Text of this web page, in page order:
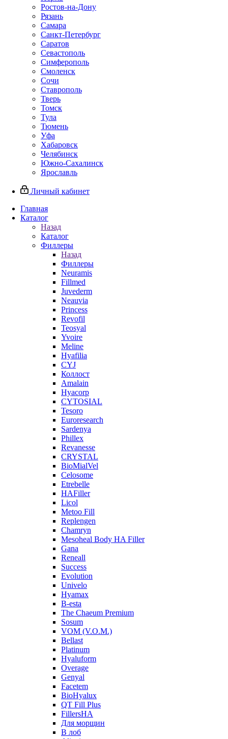
Ростов-на-Дону
Рязань
Самара
Санкт-Петербург
Саратов
Севастополь
Симферополь
Смоленск
Сочи
Ставрополь
Тверь
Томск
Тула
Тюмень
Уфа
Хабаровск
Челябинск
Южно-Сахалинск
Ярославль
Личный кабинет
Главная
Каталог
Назад
Каталог
Филлеры
Назад
Филлеры
Neuramis
Fillmed
Juvederm
Neauvia
Princess
Revofil
Teosyal
Yvoire
Meline
Hyafilia
CYJ
Коллост
Amalain
Hyacorp
CYTOSIAL
Tesoro
Euroresearch
Sardenya
Phillex
Revanesse
CRYSTAL
BioMialVel
Celosome
Etrebelle
HAFiller
Licol
Metoo Fill
Replengen
Chamryn
Mesoheal Body HA Filler
Gana
Reneall
Success
Evolution
Univelo
Hyamax
B-esta
The Chaeum Premium
Sosum
VOM (V.O.M.)
Bellast
Platinum
Hyaluform
Overage
Genyal
Facetem
BioHyalux
QT Fill Plus
FillersHA
Для морщин
В лоб